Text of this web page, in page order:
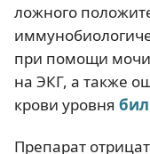
ложного
при помощи
на ЭКГ, а также
крови уровня
Препарат